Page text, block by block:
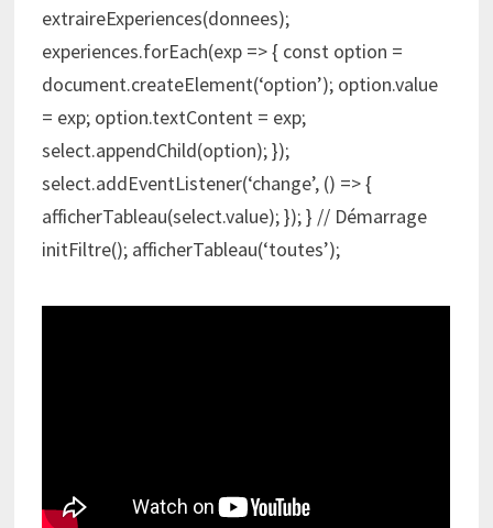
extraireExperiences(donnees);
experiences.forEach(exp => { const option =
document.createElement(‘option’); option.value
= exp; option.textContent = exp;
select.appendChild(option); });
select.addEventListener(‘change’, () => {
afficherTableau(select.value); }); } // Démarrage
initFiltre(); afficherTableau(‘toutes’);